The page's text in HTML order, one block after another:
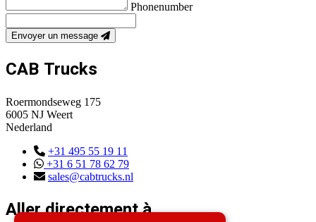
Phonenumber
Envoyer un message
CAB Trucks
Roermondseweg 175
6005 NJ Weert
Nederland
+31 495 55 19 11
+31 6 51 78 62 79
sales@cabtrucks.nl
Aller directement à